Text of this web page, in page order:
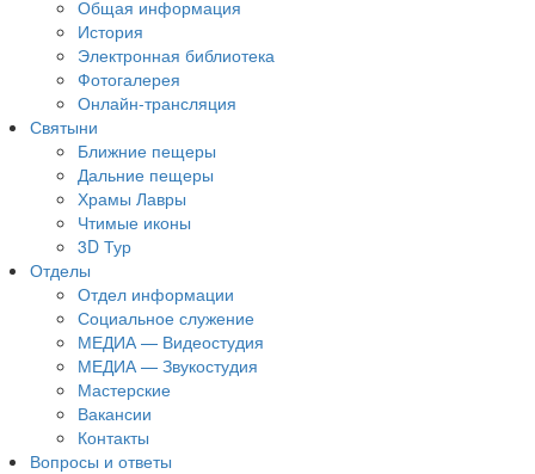
Общая информация
История
Электронная библиотека
Фотогалерея
Онлайн-трансляция
Святыни
Ближние пещеры
Дальние пещеры
Храмы Лавры
Чтимые иконы
3D Тур
Отделы
Отдел информации
Социальное служение
МЕДИА — Видеостудия
МЕДИА — Звукостудия
Мастерские
Вакансии
Контакты
Вопросы и ответы